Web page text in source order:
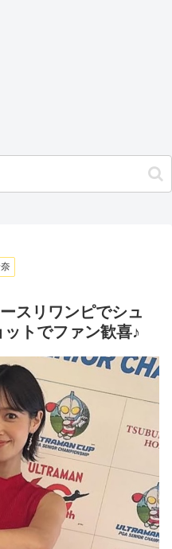
スリワンピでシュ
トでファン歓喜♪